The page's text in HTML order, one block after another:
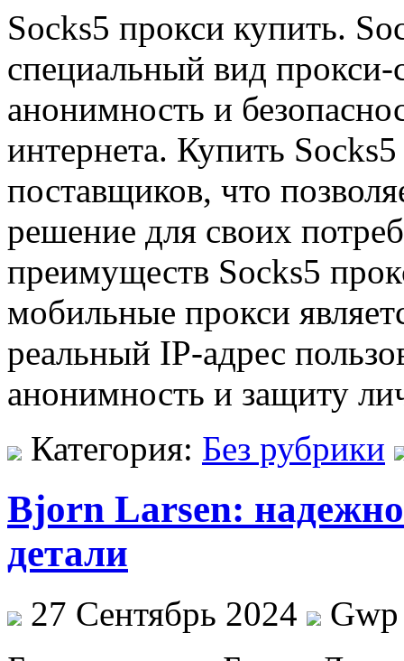
Socks5 прoкси купить.
специальный вид прокси-
анонимность и
интернета. Купить
поставщиков, что
решение для своих
преимуществ Socks5
мобильные прокси
реальный IP-адрес
анонимность и защиту
Категория: Без рубрики
Bjorn Larsen:
детали
27 Сентябрь 2024
Gwp